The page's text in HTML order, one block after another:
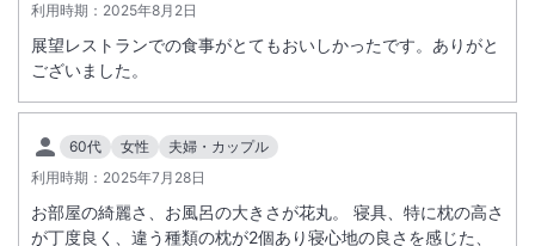
利用時期： 2025年8月2日
展望レストランでの食事がとてもおいしかったです。ありがと
ございました。
60代 女性
夫婦・カップル
利用時期： 2025年7月28日
お部屋の綺麗さ、お風呂の大きさが花丸。 寝具、特に枕の高さ
が丁度良く、違う種類の枕が2個あり寝心地の良さを感じた、